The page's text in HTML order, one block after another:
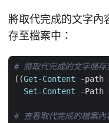
將取代完成的文字內
存至檔案中：
# 將取代完成的文字儲存
((Get-Content -path
Set-Content
-Path
# 查看取代完成的檔案內